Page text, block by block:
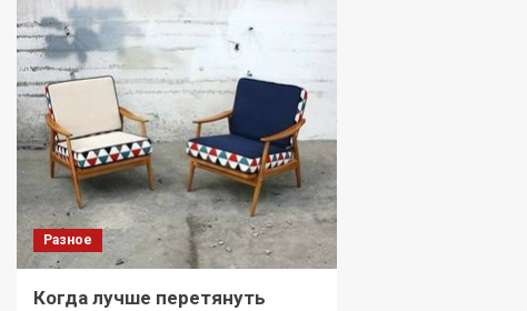
Разное
Когда лучше перетянуть